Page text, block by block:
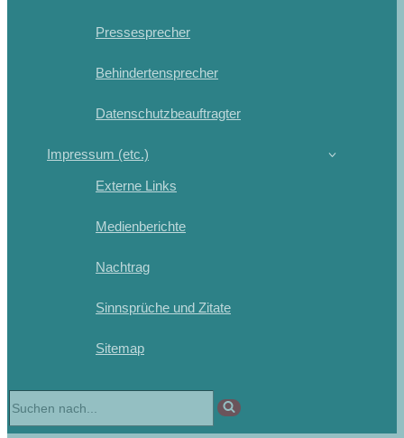
Pressesprecher
Behindertensprecher
Datenschutzbeauftragter
Impressum (etc.)
Externe Links
Medienberichte
Nachtrag
Sinnsprüche und Zitate
Sitemap